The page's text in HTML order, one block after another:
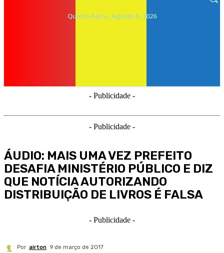
Quinta-Feira, Agosto 6, 2026
- Publicidade -
- Publicidade -
ÁUDIO: MAIS UMA VEZ PREFEITO
DESAFIA MINISTÉRIO PÚBLICO E DIZ
QUE NOTÍCIA AUTORIZANDO
DISTRIBUIÇÃO DE LIVROS É FALSA
- Publicidade -
Por airton 9 de março de 2017